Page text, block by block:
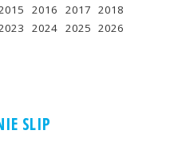
2016 2017 2018
2024 2025 2026
SLIP